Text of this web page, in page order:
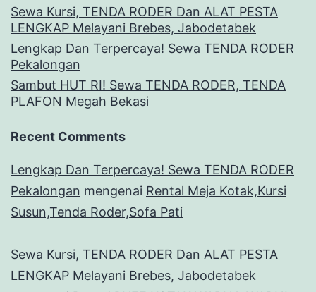
Sewa Kursi, TENDA RODER Dan ALAT PESTA
LENGKAP Melayani Brebes, Jabodetabek
Lengkap Dan Terpercaya! Sewa TENDA RODER
Pekalongan
Sambut HUT RI! Sewa TENDA RODER, TENDA
PLAFON Megah Bekasi
Recent Comments
Lengkap Dan Terpercaya! Sewa TENDA RODER
Pekalongan mengenai Rental Meja Kotak,Kursi
Susun,Tenda Roder,Sofa Pati
Sewa Kursi, TENDA RODER Dan ALAT PESTA
LENGKAP Melayani Brebes, Jabodetabek